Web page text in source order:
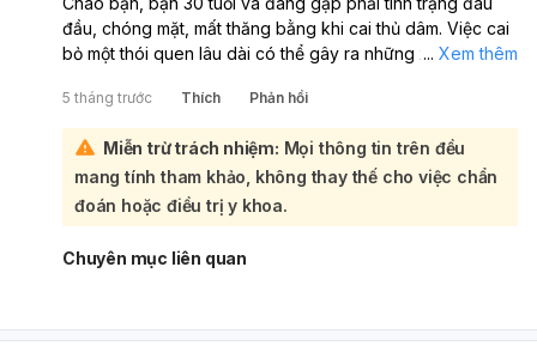
đầu, chóng mặt, mất thăng bằng khi cai thủ dâm. Việc cai
bỏ một thói quen lâu dài có thể gây ra những xáo trộn
chứng như bạn mô tả:
Để được tư vấn cụ thể và có hướng điều trị phù hợp cho
tình trạng này, bạn nên tìm đến các đơn vị tư vấn sức
khỏe tình dục hoặc chuyên khoa tâm lý. Tại đây, các
chuyên gia có thể đánh giá kỹ lưỡng hơn về nguyên nhân
gây ra các triệu chứng của bạn và đưa ra lời khuyên, hỗ
trợ cần thiết. Chúc bạn sớm ổn định sức khỏe.
... Xem thêm
5 tháng trước Thích Phản hồi
Miễn trừ trách nhiệm: Mọi thông tin trên đều
mang tính tham khảo, không thay thế cho việc chẩn
đoán hoặc điều trị y khoa.
Chuyên mục liên quan